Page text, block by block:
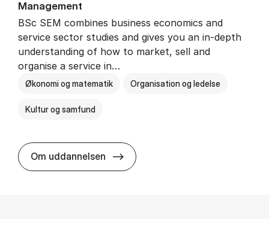
Man­age­ment
BSc SEM combines business economics and
service sector studies and gives you an in-depth
understanding of how to market, sell and
organise a service in…
Økonomi og matematik Organisation og ledelse
Kultur og samfund
Om uddannelsen BSc in Busi­ness Ad­min­is­tra­tion